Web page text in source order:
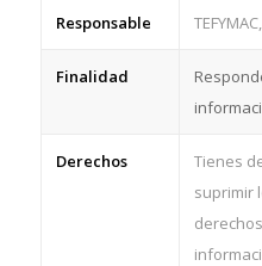
Responsable
Finalidad
Derechos
Tienes
suprimir